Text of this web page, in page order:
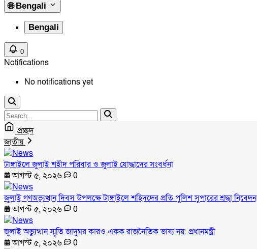
🌐 Bengali
Bengali
0
Notifications
No notifications yet
প্রচ্ছদ
জাতীয়
টাঙ্গাইলে জুলাই শহীদ পরিবার ও জুলাই যোদ্ধাদের সংবর্ধনা
আগস্ট ৫, ২০২৬
0
জুলাই গণঅভ্যুত্থান দিবস উপলক্ষে টাঙ্গাইলে শহিদদের প্রতি পুলিশ সুপারের শ্রদ্ধা নিবেদন
আগস্ট ৫, ২০২৬
0
জুলাই অভ্যুত্থান স্মৃতি জাদুঘর কারও একক রাজনৈতিক ভাষ্য নয়: প্রধানমন্ত্রী
আগস্ট ৫, ২০২৬
0